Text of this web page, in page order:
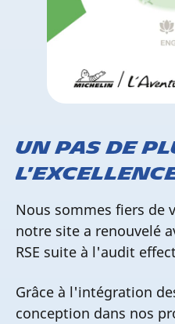
Un pas de
Nous sommes fiers de
notre site a renouvelé
RSE suite à l'audit
Grâce à l'intégration
conception dans nos